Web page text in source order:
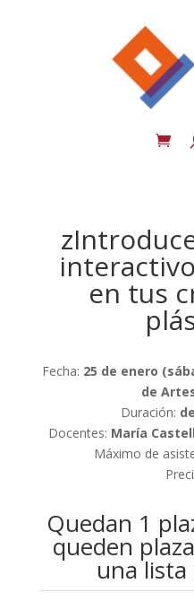
en tus
Fecha: 25 de enero
de
Duración:
Docentes: María
Máximo de
Quedan 1
queden
una lista